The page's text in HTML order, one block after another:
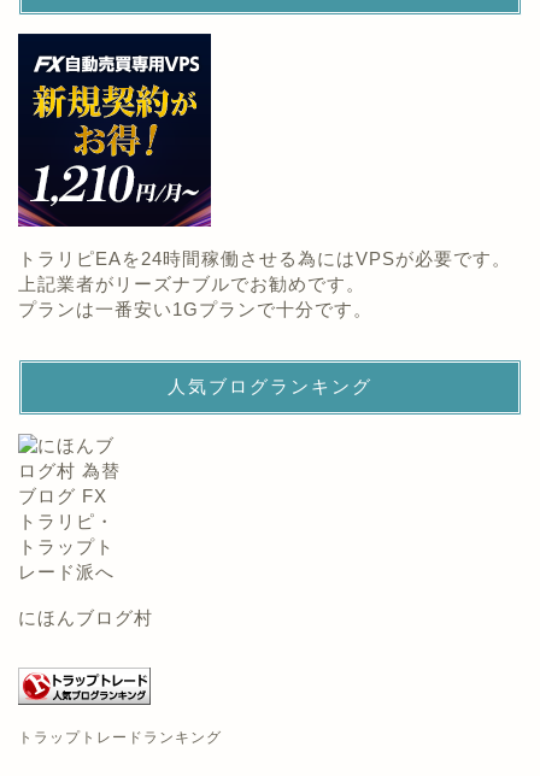
トラリピEAを24時間稼働させる為にはVPSが必要です。
上記業者がリーズナブルでお勧めです。
プランは一番安い1Gプランで十分です。
人気ブログランキング
にほんブログ村
トラップトレードランキング